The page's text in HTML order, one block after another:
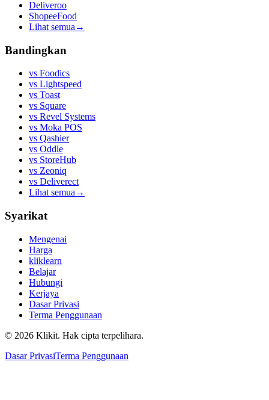
Deliveroo
ShopeeFood
Lihat semua →
Bandingkan
vs Foodics
vs Lightspeed
vs Toast
vs Square
vs Revel Systems
vs Moka POS
vs Qashier
vs Oddle
vs StoreHub
vs Zeoniq
vs Deliverect
Lihat semua →
Syarikat
Mengenai
Harga
kliklearn
Belajar
Hubungi
Kerjaya
Dasar Privasi
Terma Penggunaan
© 2026 Klikit. Hak cipta terpelihara.
Dasar PrivasiTerma Penggunaan